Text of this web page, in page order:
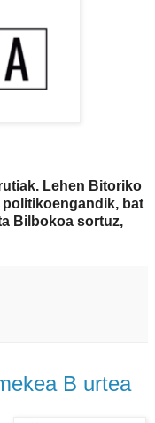
Lehen Bitoriko
politikoengandik, bat
Bilbokoa sortuz,
B urtea